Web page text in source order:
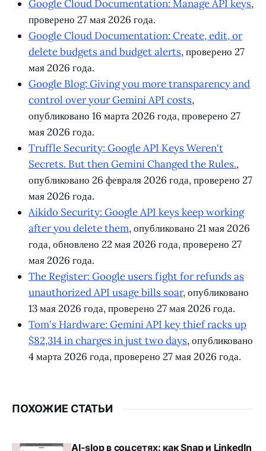
Google Cloud Documentation: Manage API keys,
проверено 27 мая 2026 года.
Google Cloud Documentation: Create, edit, or
delete budgets and budget alerts, проверено 27
мая 2026 года.
Google Blog: Giving you more transparency and
control over your Gemini API costs,
опубликовано 16 марта 2026 года, проверено 27
мая 2026 года.
Truffle Security: Google API Keys Weren't
Secrets. But then Gemini Changed the Rules.,
опубликовано 26 февраля 2026 года, проверено 27
мая 2026 года.
Aikido Security: Google API keys keep working
after you delete them, опубликовано 21 мая 2026
года, обновлено 22 мая 2026 года, проверено 27
мая 2026 года.
The Register: Google users fight for refunds as
unauthorized API usage bills soar, опубликовано
13 мая 2026 года, проверено 27 мая 2026 года.
Tom's Hardware: Gemini API key thief racks up
$82,314 in charges in just two days, опубликовано
4 марта 2026 года, проверено 27 мая 2026 года.
ПОХОЖИЕ СТАТЬИ
AI-slop в соцсетях: как Snap и LinkedIn